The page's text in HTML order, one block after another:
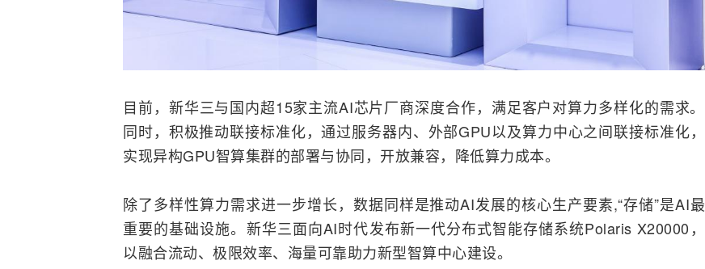
目前，新华三与国内超15家主流AI芯片厂商深度合作，满足客户对算力多样化的需求。
同时，积极推动联接标准化，通过服务器内、外部GPU以及算力中心之间联接标准化，
实现异构GPU智算集群的部署与协同，开放兼容，降低算力成本。
除了多样性算力需求进一步增长，数据同样是推动AI发展的核心生产要素,“存储”是AI最
重要的基础设施。新华三面向AI时代发布新一代分布式智能存储系统Polaris X20000，
以融合流动、极限效率、海量可靠助力新型智算中心建设。